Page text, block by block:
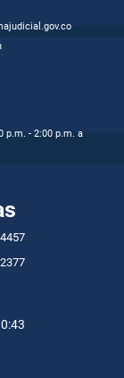
p.m. - 2:00 p.m. a
2377